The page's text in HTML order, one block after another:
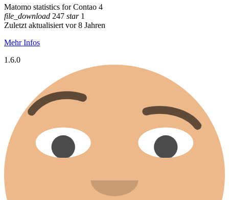
Matomo statistics for Contao 4
file_download 247 star1
Zuletzt aktualisiert vor 8 Jahren
Mehr Infos
1.6.0